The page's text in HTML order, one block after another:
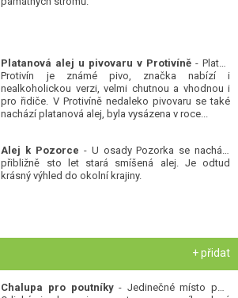
Platanová alej u pivovaru v Protivíně - Platan
Protivín je známé pivo, značka nabízí i
nealkoholickou verzi, velmi chutnou a vhodnou i
pro řidiče. V Protivíně nedaleko pivovaru se také
nachází platanová alej, byla vysázena v roce...
Alej k Pozorce - U osady Pozorka se nachází
přibližně sto let stará smíšená alej. Je odtud
krásný výhled do okolní krajiny.
+ přidat
Chalupa pro poutníky- Jedinečné místo pod